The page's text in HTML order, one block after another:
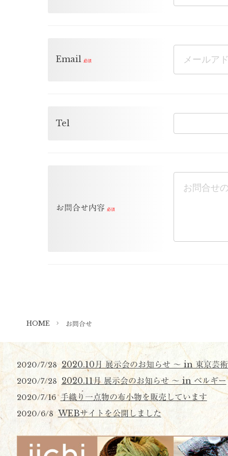
Email
Tel
お問合せ内容
HOME お問合せ
2020/7/28 2020.10月 展示会のお知らせ 〜 in 東京芸
2020/7/28 2020.11月 展示会のお知らせ 〜 in ベルギー
2020/7/16 手織り一点物の布小物を販売しています
2020/6/8 WEBサイトを公開しました